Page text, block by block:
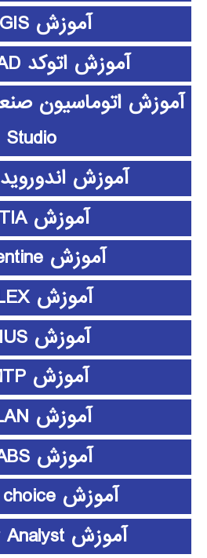
آموزش ArcGIS
آموزش اتوکد AUTOCAD
Studio
آموزش اندوروید android
آموزش CATIA
آموزش clementine
آموزش CPLEX
آموزش EDIUS
آموزش EMTP
آموزش ePLAN
آموزش ETABS
آموزش expert choice
آموزش Frontier Analyst